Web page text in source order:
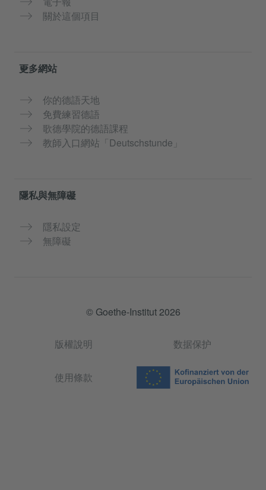
關於這個項目
更多網站
你的德語天地
免費練習德語
歌德學院的德語課程
教師入口網站「Deutschstunde」
隱私與無障礙
隱私設定
無障礙
© Goethe-Institut 2026
版權說明 数据保护
使用條款